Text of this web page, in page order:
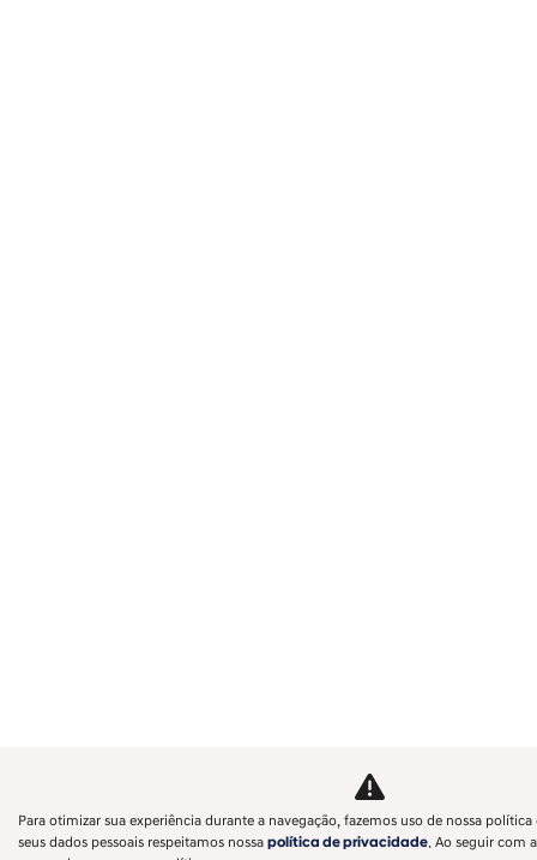
Para otimizar sua experiência durante a navegação, fazemos uso de nossa
seus dados pessoais respeitamos nossa política de privacidade. Ao seguir com